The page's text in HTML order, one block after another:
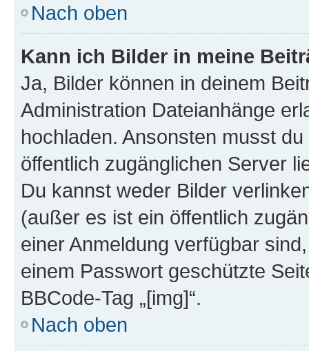
Nach oben
Kann ich Bilder in meine
Ja, Bilder können in deinem
Administration Dateianhänge
hochladen. Ansonsten musst
öffentlich zugänglichen Server
Du kannst weder Bilder
(außer es ist ein öffentlich
einer Anmeldung verfügbar
einem Passwort geschützte
BBCode-Tag „[img]“.
Nach oben